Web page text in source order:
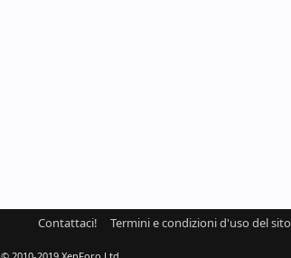
Contattaci! Termini e condizioni d'uso del sito